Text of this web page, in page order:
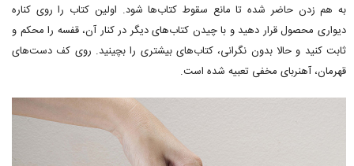
به هم زدن حاضر شده تا مانع سقوط کتاب‌ها شود. اولین کتاب را روی کناره
دیواری محصول قرار دهید و با چیدن کتاب‌های دیگر در کنار آن، قفسه را محکم و
ثابت کنید و حالا بدون نگرانی، کتاب‌های بیشتری را بچینید. روی کف دست‌های
قهرمان، آهنربای مخفی تعبیه شده است.